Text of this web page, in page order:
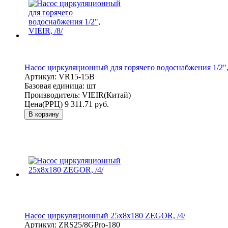
Насос циркуляционный для горячего водоснабжения 1/
Артикул: VR15-15B
Базовая единица: шт
Производитель: VIEIR(Китай)
Цена(РРЦ) 9 311.71 руб.
В корзину
Насос циркуляционный 25x8x180 ZEGOR, /4/
Артикул: ZRS25/8GPro-180